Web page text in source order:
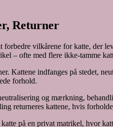
Returner
vilkårene for katte, der
– ofte med flere ikke-tamme
Kattene indfanges på stedet,
forhold.
og mærkning,
returneres kattene, hvis
på en privat matrikel, hvor